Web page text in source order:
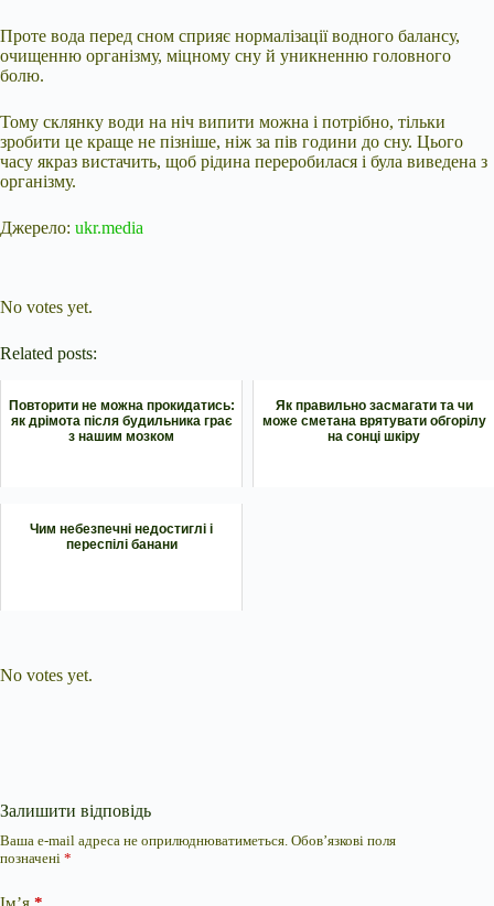
Проте вода перед сном сприяє нормалізації водного балансу,
очищенню організму, міцному сну й уникненню головного
болю.
Тому склянку води на ніч випити можна і потрібно, тільки
зробити це краще не пізніше, ніж за пів години до сну. Цього
часу якраз вистачить, щоб рідина переробилася і була виведена з
організму.
Джерело: ukr.media
No votes yet.
Related posts:
Повторити не можна прокидатись:
як дрімота після будильника грає
з нашим мозком
Як правильно засмагати та чи
може сметана врятувати обгорілу
на сонці шкіру
Чим небезпечні недостиглі і
переспілі банани
No votes yet.
Залишити відповідь
Ваша e-mail адреса не оприлюднюватиметься. Обов’язкові поля
позначені *
Ім’я *